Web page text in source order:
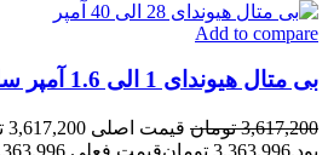
Add to compare
بی متال هیوندای 1 الی 1.6 آمپر سایز 18AF
3,617,200 تومان
بود.3,363,996 تومانقیمت فعلی 3,363,996 تومان است.